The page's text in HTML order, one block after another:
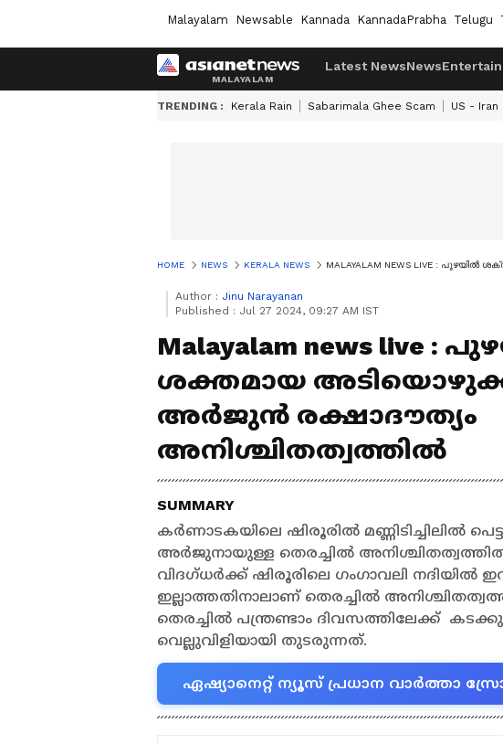
Malayalam Newsable Kannada KannadaPrabha Telugu
Latest NewsNews
TRENDING : Kerala Rain Sabarimala Ghee Scam US -
HOME NEWS KERALA NEWS MALAYALAM NEWS LIVE :
Author : Jinu Narayanan
Published : Jul 27 2024, 09:27 AM IST
Malayalam news live :
ശക്തമായ
അര്‍ജുൻ രക്ഷാദൗത്യം
അനിശ്ചിതത്വത്തിൽ
SUMMARY
കര്‍ണാടകയിലെ ഷിരൂരിൽ മണ്ണിടിച്ചിലിൽ
അർജുനായുള്ള തെരച്ചിൽ
വിദഗ്ധർക്ക് ഷിരൂരിലെ ഗംഗാവലി
ഇല്ലാത്തതിനാലാണ് തെരച്ചില്‍
തെരച്ചിൽ പന്ത്രണ്ടാം ദിവസത്തിലേക്ക്
വെല്ലുവിളിയായി തുടരുന്നത്.
ഏഷ്യാനെറ്റ് ന്യൂസ് പ്രധാന വാർത്താ